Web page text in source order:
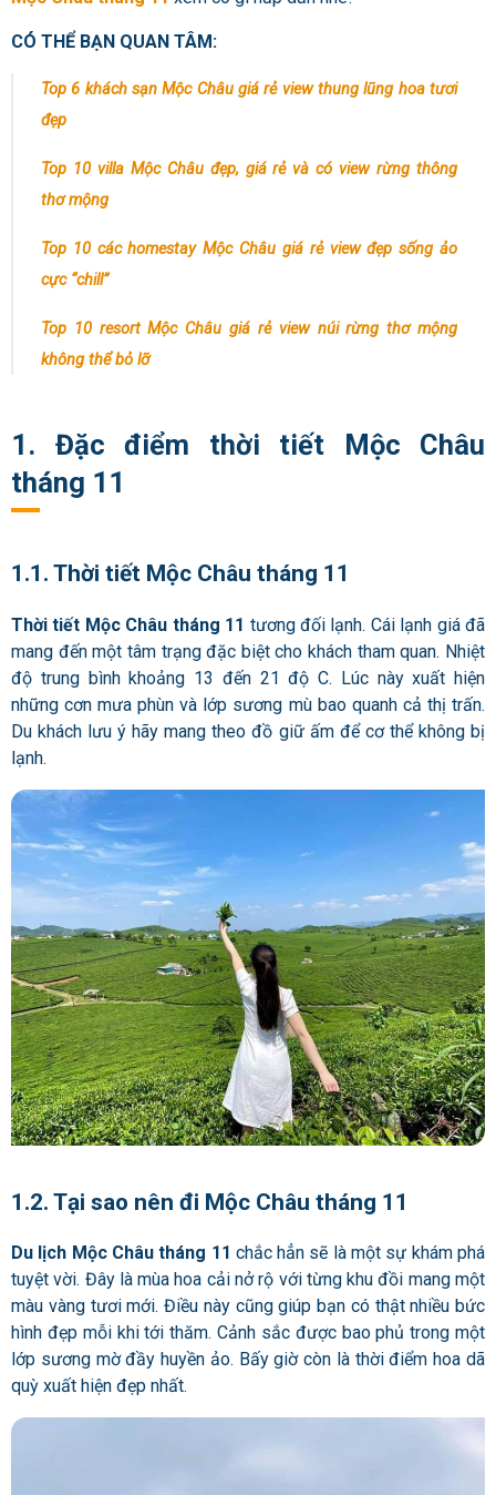
CÓ THỂ BẠN QUAN TÂM:
Top 6 khách sạn Mộc Châu giá rẻ view thung lũng hoa tươi
đẹp
Top 10 villa Mộc Châu đẹp, giá rẻ và có view rừng thông
thơ mộng
Top 10 các homestay Mộc Châu giá rẻ view đẹp sống ảo
cực “chill”
Top 10 resort Mộc Châu giá rẻ view núi rừng thơ mộng
không thể bỏ lỡ
1. Đặc điểm thời tiết Mộc Châu
tháng 11
1.1. Thời tiết Mộc Châu tháng 11
Thời tiết Mộc Châu tháng 11 tương đối lạnh. Cái lạnh giá đã
mang đến một tâm trạng đặc biệt cho khách tham quan. Nhiệt
độ trung bình khoảng 13 đến 21 độ C. Lúc này xuất hiện
những cơn mưa phùn và lớp sương mù bao quanh cả thị trấn.
Du khách lưu ý hãy mang theo đồ giữ ấm để cơ thể không bị
lạnh.
1.2. Tại sao nên đi Mộc Châu tháng 11
Du lịch Mộc Châu tháng 11 chắc hẳn sẽ là một sự khám phá
tuyệt vời. Đây là mùa hoa cải nở rộ với từng khu đồi mang một
màu vàng tươi mới. Điều này cũng giúp bạn có thật nhiều bức
hình đẹp mỗi khi tới thăm. Cảnh sắc được bao phủ trong một
lớp sương mờ đầy huyền ảo. Bấy giờ còn là thời điểm hoa dã
quỳ xuất hiện đẹp nhất.